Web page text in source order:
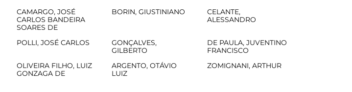
CAMARGO, JOSÉ
CARLOS BANDEIRA
SOARES DE
BORIN, GIUSTINIANO
CELANTE,
ALESSANDRO
POLLI, JOSÉ CARLOS
GONÇALVES,
GILBERTO
DE PAULA, JUVENTINO
FRANCISCO
OLIVEIRA FILHO, LUIZ
GONZAGA DE
ARGENTO, OTÁVIO
LUIZ
ZOMIGNANI, ARTHUR